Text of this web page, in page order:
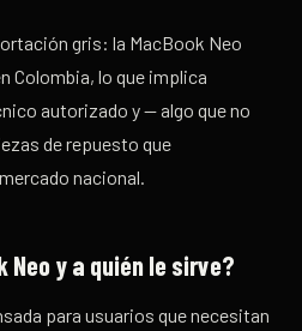
gris: la MacBook Neo
Colombia, lo que implica
autorizado y — algo que no
de repuesto que
nacional.
Neo y a quién le sirve?
para usuarios que necesitan